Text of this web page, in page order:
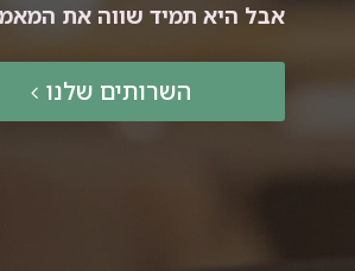
אבל היא תמיד שווה את
השרותים שלנו